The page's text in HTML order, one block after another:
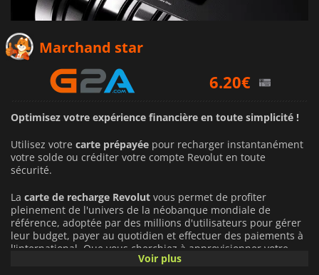
Marchand star
6.20€
6.34€
Optimisez votre expérience financière en toute simplicité !
Utilisez votre carte prépayée pour recharger instantanément
votre solde ou créditer votre compte Revolut en toute
sécurité.
La carte de recharge Revolut vous permet de profiter
pleinement de l'univers de la néobanque mondiale de
référence, adoptée par des millions d'utilisateurs pour gérer
leur budget, payer au quotidien et effectuer des paiements à
l'international. Que vous cherchiez à approvisionner votre
compte sans lier votre carte bancaire principale ou à gérer
Voir plus